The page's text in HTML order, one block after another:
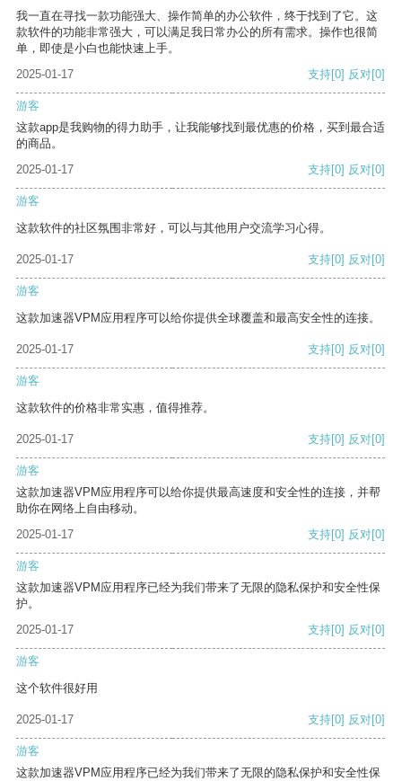
我一直在寻找一款功能强大、操作简单的办公软件，终于找到了它。这
款软件的功能非常强大，可以满足我日常办公的所有需求。操作也很简
单，即使是小白也能快速上手。
2025-01-17
支持[0] 反对[0]
游客
这款app是我购物的得力助手，让我能够找到最优惠的价格，买到最合适
的商品。
2025-01-17
支持[0] 反对[0]
游客
这款软件的社区氛围非常好，可以与其他用户交流学习心得。
2025-01-17 支持[0] 反对[0]
游客
这款加速器VPM应用程序可以给你提供全球覆盖和最高安全性的连接。
2025-01-17 支持[0] 反对[0]
游客
这款软件的价格非常实惠，值得推荐。
2025-01-17 支持[0] 反对[0]
游客
这款加速器VPM应用程序可以给你提供最高速度和安全性的连接，并帮
助你在网络上自由移动。
2025-01-17
支持[0] 反对[0]
游客
这款加速器VPM应用程序已经为我们带来了无限的隐私保护和安全性保
护。
2025-01-17
支持[0] 反对[0]
游客
这个软件很好用
2025-01-17 支持[0] 反对[0]
游客
这款加速器VPM应用程序已经为我们带来了无限的隐私保护和安全性保